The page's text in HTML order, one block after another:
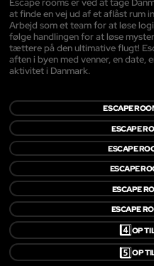
Escape rooms er ved at tage
at finde en vej ud af et aflåst rum
Arbejd som et team for at løse
følge handlingen for at løse
tættere på den ultimative flugt!
aften i byen med venner, en date,
aktivitet i Danmark.
ESCAPE
ESCAPE
ESCAPE
ESCAPE
ESCAPE
ESCAPE
4️⃣OP
5️⃣OP